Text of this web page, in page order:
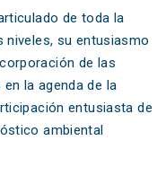
de toda la
su entusiasmo
de las
la agenda de la
entusiasta de
ambiental